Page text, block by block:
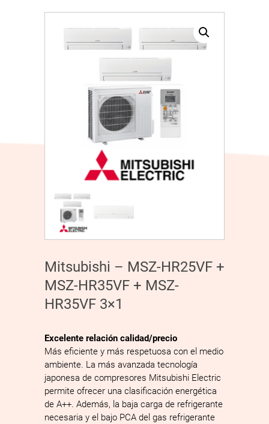
Mitsubishi – MSZ-HR25VF +
MSZ-HR35VF + MSZ-
HR35VF 3×1
Excelente relación calidad/­precio
Más eficiente y más respetuosa con el medio
ambiente. La más avanzada tecnología
japonesa de compresores Mitsubishi Electric
permite ofrecer una clasificación energética
de A++. Además, la baja carga de refrigerante
necesaria y el bajo PCA del gas refrigerante